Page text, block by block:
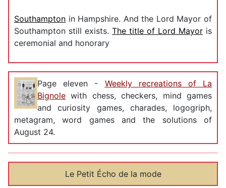
Southampton in Hampshire. And the Lord Mayor of
Southampton still exists. The title of Lord Mayor is
ceremonial and honorary
Page eleven - Weekly recreations of La
Bignole with chess, checkers, mind games
and curiosity games, charades, logogriph,
metagram, word games and the solutions of
August 24.
Le Petit Écho de la mode